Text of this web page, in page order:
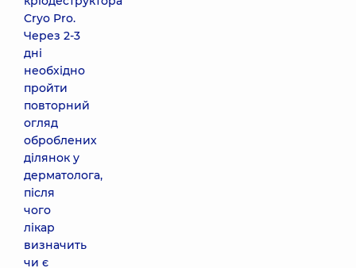
Cryo Pro.
Через 2-3
дні
необхідно
пройти
повторний
огляд
оброблених
ділянок у
дерматолога,
після
чого
лікар
визначить
чи є